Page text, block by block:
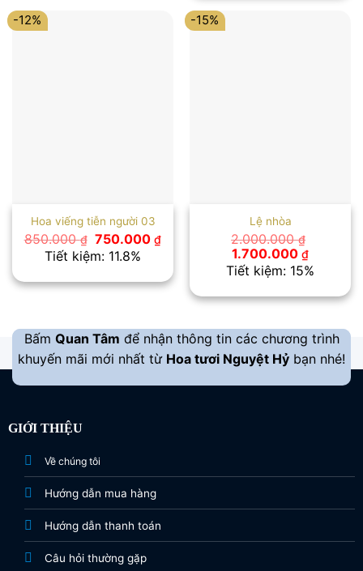
-12%
Hoa viếng tiễn người 03
850.000₫ Giá
gốc
là:
750.000₫Giá
là:
750.000 ₫.
Tiết kiệm: 11.8%
-15%
Lệ nhòa
2.000.000₫
Giá
gốc
là:
1.700.000 ₫Giá
hiện
tại
Tiết kiệm: 15%
Bấm Quan Tâm để nhận thông tin các chương trình
khuyến mãi mới nhất từ Hoa tươi Nguyệt Hỷ bạn nhé!
GIỚI THIỆU
Về chúng tôi
Hướng dẫn mua hàng
Hướng dẫn thanh toán
Câu hỏi thường gặp